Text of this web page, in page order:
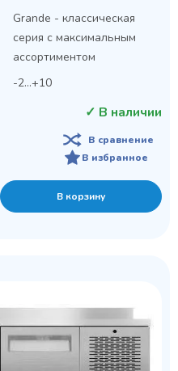
Grande - классическая
серия с максимальным
ассортиментом
-2...+10
✓ В наличии
В сравнение
В избранное
В корзину